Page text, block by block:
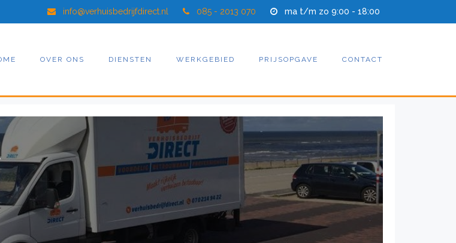
info@verhuisbedrijfdirect.nl 085 - 2013 070 ma t/m zo 9:00 - 18:00
OVER ONS DIENSTEN WERKGEBIED PRIJSOPGAVE CONTACT